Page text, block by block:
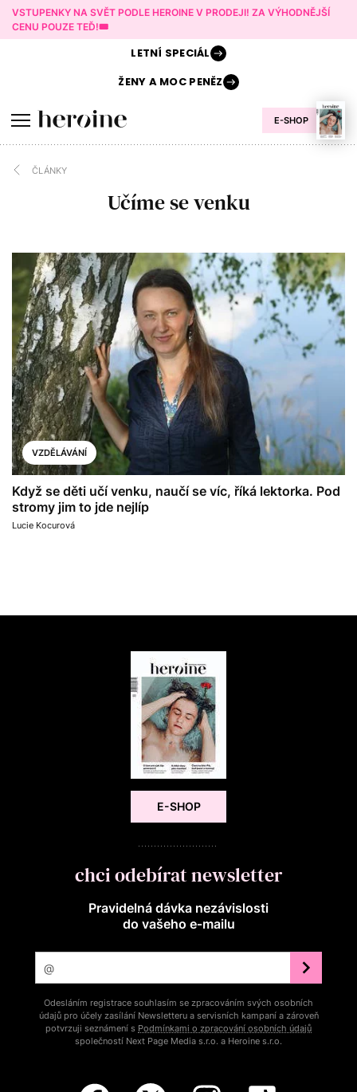
VSTUPENKY NA SVĚT PODLE HEROINE V PRODEJI! ZA VÝHODNĚJŠÍ
CENU POUZE TEĎ!🎟️
E-SHOP
LETNÍ SPECIÁL
ŽENY AMOC PENĚZ
ČLÁNKY
Učíme se venku
VZDĚLÁVÁNÍ
Když se děti učí venku, naučí se víc, říká lektorka. Pod
stromy jim to jde nejlíp
Lucie Kocurová
E-SHOP
chci odebírat newsletter
Pravidelná dávka nezávislosti
do vašeho e‑mailu
Odesláním registrace souhlasím se zpracováním svých osobních
údajů pro účely zasílání Newsletteru a servisních kampaní a zároveň
potvrzuji seznámení s Podmínkami o zpracování osobních údajů
společností Next Page Media s.r.o. a Heroine s.r.o.